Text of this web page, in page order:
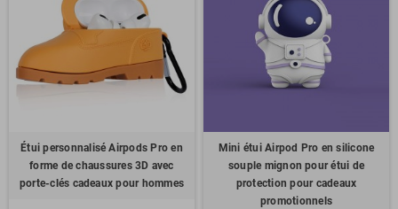
Étui personnalisé Airpods Pro en
forme de chaussures 3D avec
porte-clés cadeaux pour hommes
Mini étui Airpod Pro en silicone
souple mignon pour étui de
protection pour cadeaux
promotionnels